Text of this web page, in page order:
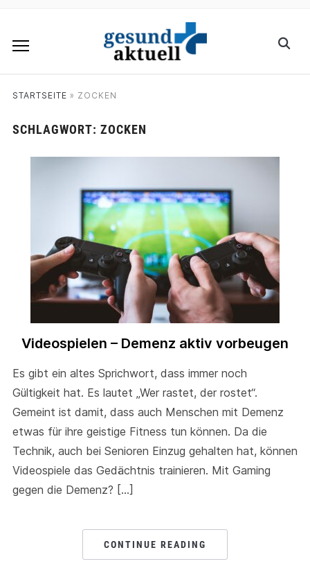
STARTSEITE » ZOCKEN
SCHLAGWORT: ZOCKEN
Videospielen – Demenz aktiv vorbeugen
Es gibt ein altes Sprichwort, dass immer noch
Gültigkeit hat. Es lautet „Wer rastet, der rostet“.
Gemeint ist damit, dass auch Menschen mit Demenz
etwas für ihre geistige Fitness tun können. Da die
Technik, auch bei Senioren Einzug gehalten hat, können
Videospiele das Gedächtnis trainieren. Mit Gaming
gegen die Demenz? […]
CONTINUE READING